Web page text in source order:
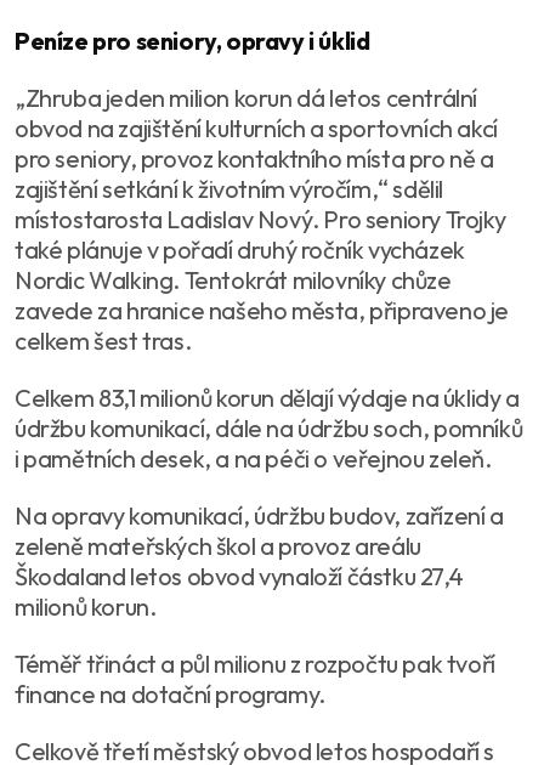
Peníze pro seniory, opravy i úklid
„Zhruba jeden milion korun dá letos centrální
obvod na zajištění kulturních a sportovních akcí
pro seniory, provoz kontaktního místa pro ně a
zajištění setkání k životním výročím,“ sdělil
místostarosta Ladislav Nový. Pro seniory Trojky
také plánuje v pořadí druhý ročník vycházek
Nordic Walking. Tentokrát milovníky chůze
zavede za hranice našeho města, připraveno je
celkem šest tras.
Celkem 83,1 milionů korun dělají výdaje na úklidy a
údržbu komunikací, dále na údržbu soch, pomníků
i pamětních desek, a na péči o veřejnou zeleň.
Na opravy komunikací, údržbu budov, zařízení a
zeleně mateřských škol a provoz areálu
Škodaland letos obvod vynaloží částku 27,4
milionů korun.
Téměř třináct a půl milionu z rozpočtu pak tvoří
finance na dotační programy.
Celkově třetí městský obvod letos hospodaří s